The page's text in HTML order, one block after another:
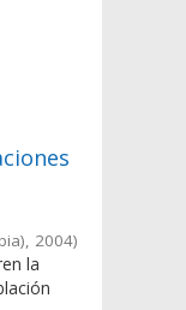
, 2004)
la